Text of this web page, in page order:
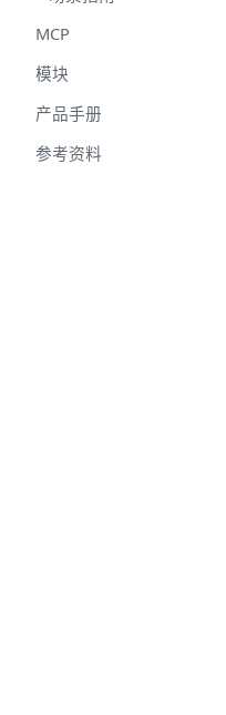
MCP
模块
产品手册
参考资料